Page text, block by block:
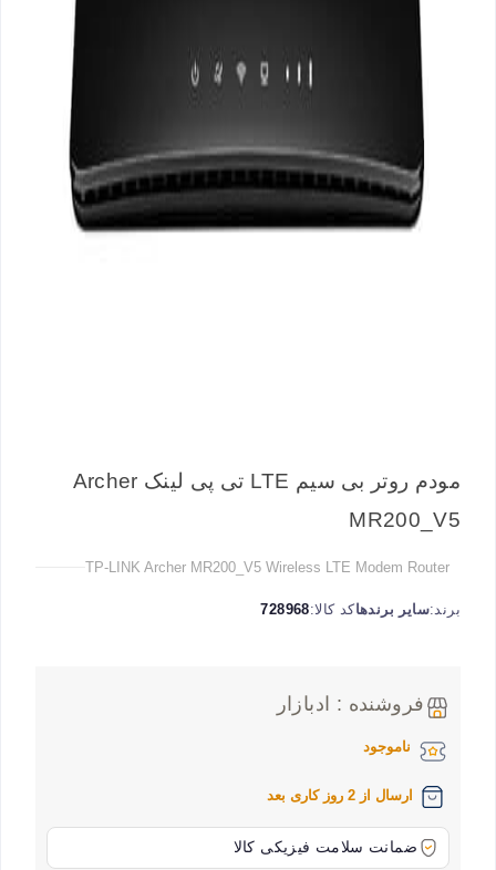
مودم روتر بی سیم LTE تی پی لینک Archer
MR200_V5
TP-LINK Archer MR200_V5 Wireless LTE Modem Router
برند:سایر برندهاکد کالا:728968
فروشنده : ادبازار
ناموجود
ارسال از 2 روز کاری بعد
ضمانت سلامت فیزیکی کالا